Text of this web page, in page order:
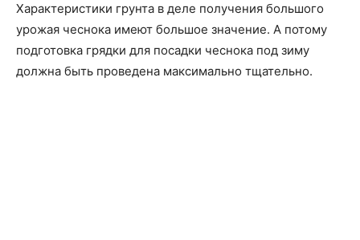
Характеристики грунта в деле получения большого
урожая чеснока имеют большое значение. А потому
подготовка грядки для посадки чеснока под зиму
должна быть проведена максимально тщательно.